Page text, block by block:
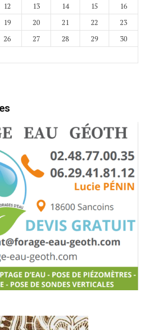
12 13 14 15
16
19 20 21 22
23
26 27 28 29
30